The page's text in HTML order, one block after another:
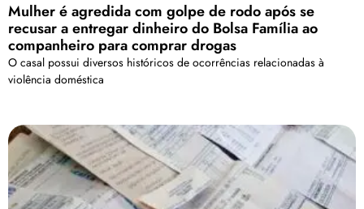
Mulher é agredida com golpe de rodo após se
recusar a entregar dinheiro do Bolsa Família ao
companheiro para comprar drogas
O casal possui diversos históricos de ocorrências relacionadas à
violência doméstica